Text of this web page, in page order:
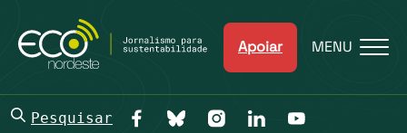
Apoiar MENU
Pesquisar